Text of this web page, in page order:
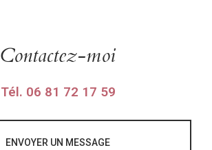
Contactez-moi
Tél. 06 81 72 17 59
ENVOYER UN MESSAGE